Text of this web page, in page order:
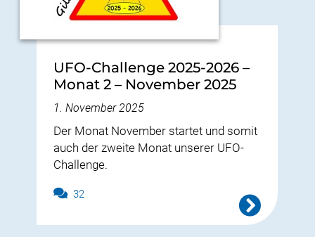
UFO-Challenge 2025-2026 –
Monat 2 – November 2025
1. November 2025
Der Monat November startet und somit
auch der zweite Monat unserer UFO-
Challenge.
32